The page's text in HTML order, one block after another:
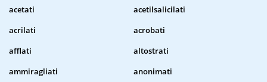
acetati
acetilsalicilati
acrilati
acrobati
afflati
altostrati
ammiragliati
anonimati